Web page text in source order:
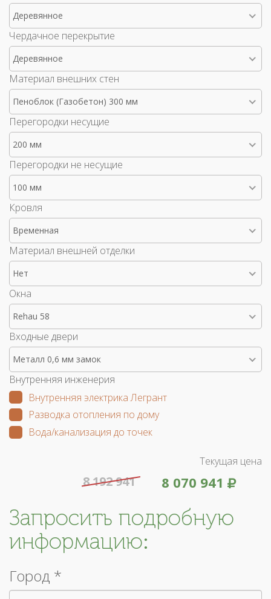
Деревянное
Чердачное перекрытие
Деревянное
Материал внешних стен
Пеноблок (Газобетон) 300 мм
Перегородки несущие
200 мм
Перегородки не несущие
100 мм
Кровля
Временная
Материал внешней отделки
Нет
Окна
Rehau 58
Входные двери
Металл 0,6 мм замок
Внутренняя инженерия
Внутренняя электрика Легрант
Разводка отопления по дому
Вода/канализация до точек
Текущая цена
8 070 941
8 192 941
Запросить подробную
информацию:
Город *